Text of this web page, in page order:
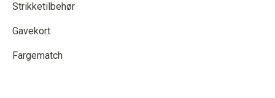
Strikketilbehør
Gavekort
Fargematch